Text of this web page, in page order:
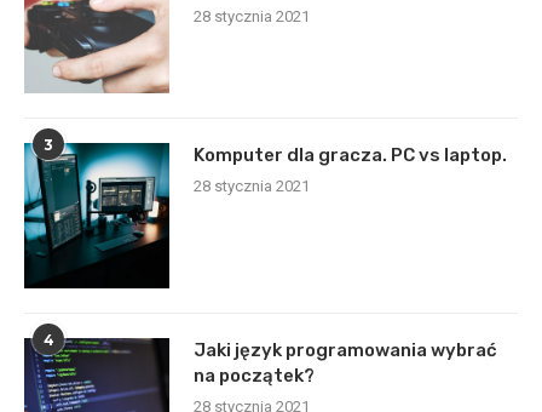
28 stycznia 2021
3
Komputer dla gracza. PC vs laptop.
28 stycznia 2021
4
Jaki język programowania wybrać
na początek?
28 stycznia 2021